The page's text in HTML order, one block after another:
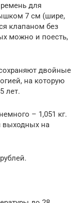
для
7 см (шире,
клапаном без
можно и поесть,
двойные
на которую
лет.
– 1,051 кг.
выходных на